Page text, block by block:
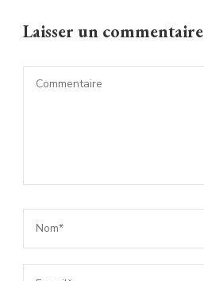
Laisser un commentaire